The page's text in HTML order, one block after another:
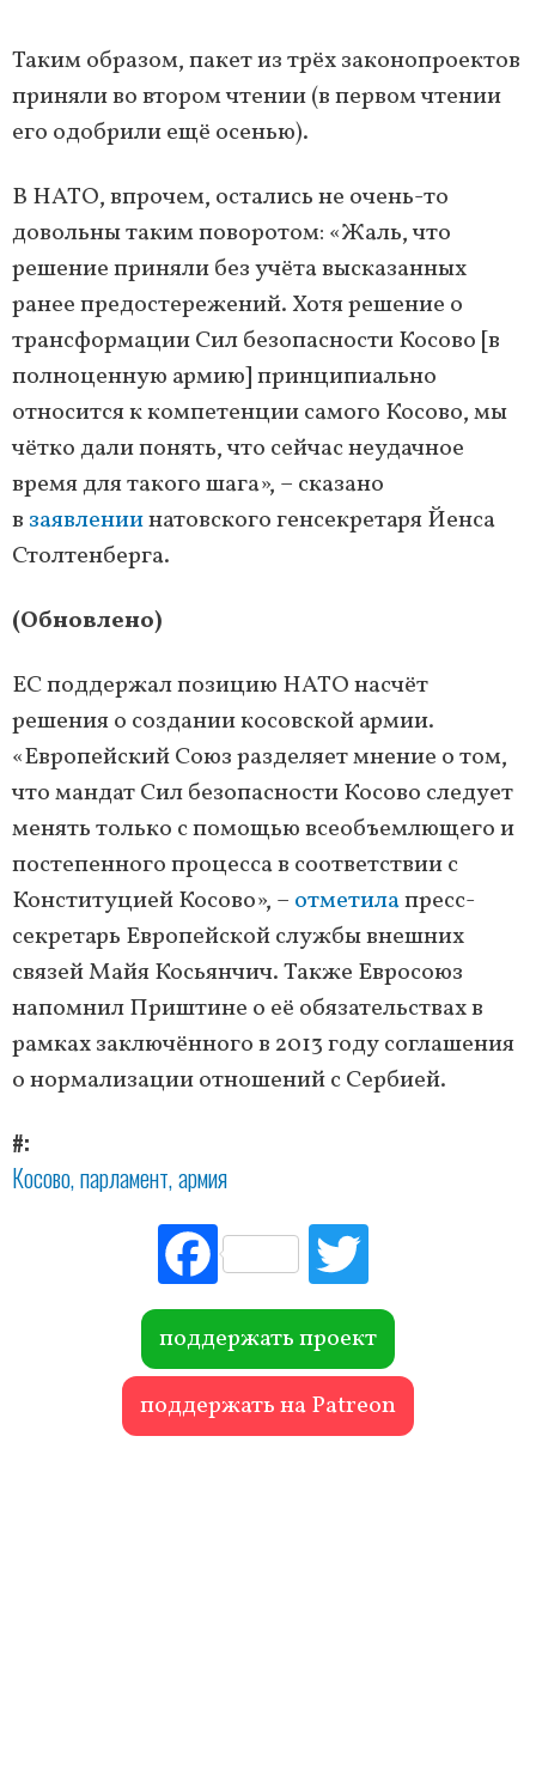
Таким образом, пакет из трёх законопроектов
приняли во втором чтении (в первом чтении
его одобрили ещё осенью).
В НАТО, впрочем, остались не очень-то
довольны таким поворотом: «Жаль, что
решение приняли без учёта высказанных
ранее предостережений. Хотя решение о
трансформации Сил безопасности Косово [в
полноценную армию] принципиально
относится к компетенции самого Косово, мы
чётко дали понять, что сейчас неудачное
время для такого шага», – сказано
в заявлениинатовского генсекретаря Йенса
Столтенберга.
(Обновлено)
ЕС поддержал позицию НАТО насчёт
решения о создании косовской армии.
«Европейский Союз разделяет мнение о том,
что мандат Сил безопасности Косово следует
менять только с помощью всеобъемлющего и
постепенного процесса в соответствии с
Конституцией Косово», – отметилапресс-
секретарь Европейской службы внешних
связей Майя Косьянчич. Также Евросоюз
напомнил Приштине о её обязательствах в
рамках заключённого в 2013 году соглашения
о нормализации отношений с Сербией.
#
Косово парламент армия
Fac
ebo
ok r
поддержать проект
поддержать на Patreon